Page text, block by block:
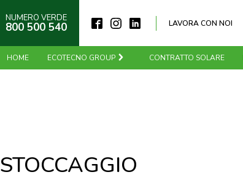
NUMERO VERDE
800 500 540 LAVORA CON NOI
HOME ECOTECNO GROUP CONTRATTO SOLARE
STOCCAGGIO